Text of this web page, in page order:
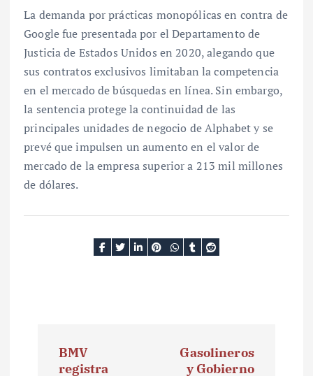
La demanda por prácticas monopólicas en contra de
Google fue presentada por el Departamento de
Justicia de Estados Unidos en 2020, alegando que
sus contratos exclusivos limitaban la competencia
en el mercado de búsquedas en línea. Sin embargo,
la sentencia protege la continuidad de las
principales unidades de negocio de Alphabet y se
prevé que impulsen un aumento en el valor de
mercado de la empresa superior a 213 mil millones
de dólares.
BMV
registra
Gasolineros
y Gobierno